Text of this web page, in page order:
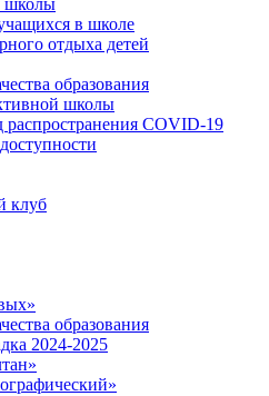
школы
в школе
отдыха детей
образования
школы
COVID-19
клуб
образования
2024-2025